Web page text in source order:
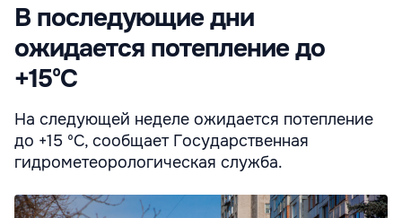
В последующие дни
ожидается потепление до
+15ºC
На следующей неделе ожидается потепление
до +15 ºC, сообщает Государственная
гидрометеорологическая служба.